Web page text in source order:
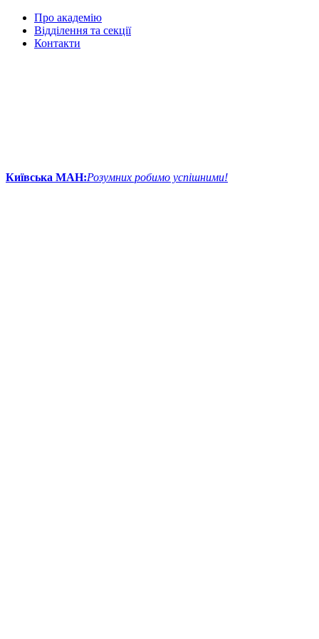
Про академію
Відділення та секції
Контакти
Київська МАН:Розумних робимо успішними!